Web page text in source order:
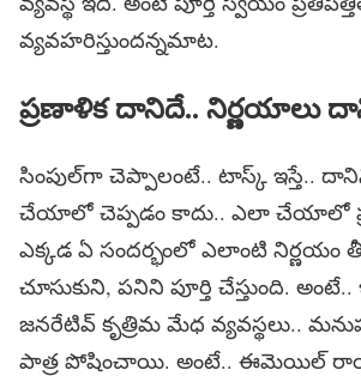
వ్యవహరిస్తుందన్నమాట.
ప్రణాళిక దానిదే.. నిర్ణయాలు
సింపుల్‌గా చెప్పాలంటే.. టాస్క్‌ ఇస్తే..
చేయాలో చెప్పడం కాదు.. ఎలా చేయాలో
ఎక్కడ ఏ సందర్భంలో ఎలాంటి నిర్ణయం
చూసుకుని, పనిని పూర్తి చేస్తుంది.
జనరేటివ్‌ కృత్రిమ మేధ వ్యవస్థలు..
పాత్ర పోషించాయి. అంటే.. ఈమెయిల్‌